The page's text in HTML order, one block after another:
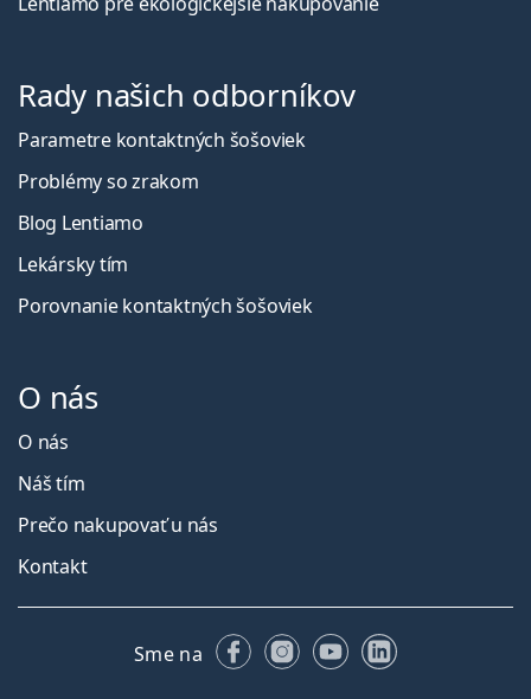
Rady našich odborníkov
Parametre kontaktných šošoviek
Problémy so zrakom
Blog Lentiamo
Lekársky tím
Porovnanie kontaktných šošoviek
O nás
O nás
Náš tím
Prečo nakupovať u nás
Kontakt
Sme na FacebookuInstagrame
YouTubeLinkedIn